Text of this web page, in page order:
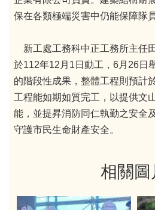
保在各類極端災害中仍能保障隊
新工處工務科中正工務所主任
於112年12月1日動工，6月26日
的階段性成果，整體工程則預計
工程能如期如質完工，以提供文
能，並提昇消防同仁執勤之安全
守護市民生命財產安全。
相關圖